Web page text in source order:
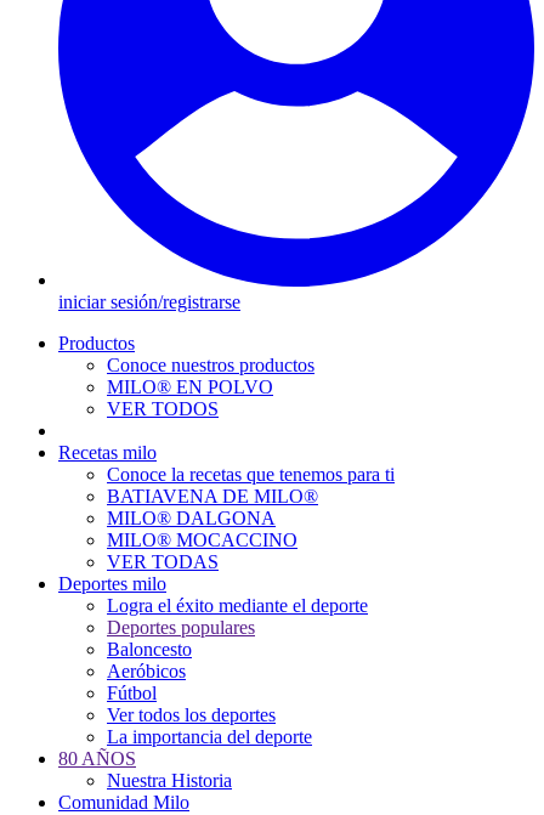
iniciar sesión/registrarse
navigation
Productos
Conoce nuestros productos
MILO® EN POLVO
VER TODOS
Recetas milo
Conoce la recetas que tenemos para ti
BATIAVENA DE MILO®
MILO® DALGONA
MILO® MOCACCINO
VER TODAS
Deportes milo
Logra el éxito mediante el deporte
Deportes populares
Baloncesto
Aeróbicos
Fútbol
Ver todos los deportes
La importancia del deporte
80 AÑOS
Nuestra Historia
Comunidad Milo